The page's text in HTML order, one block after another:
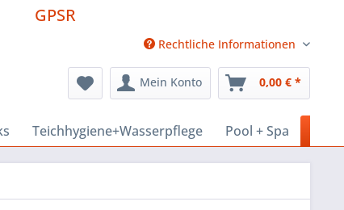
GPSR
Rechtliche Informationen
Mein Konto 0,00 € *
Teichhygiene+Wasserpflege Pool + Spa